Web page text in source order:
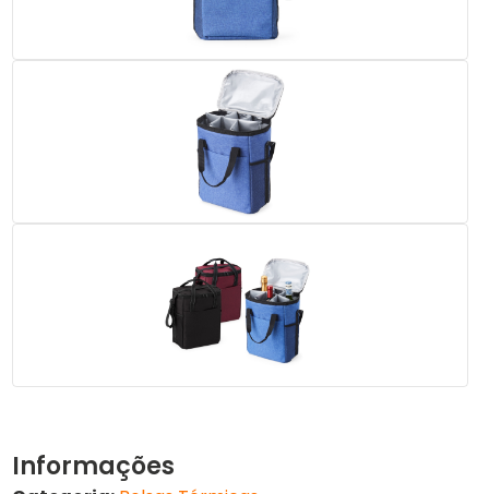
Informações